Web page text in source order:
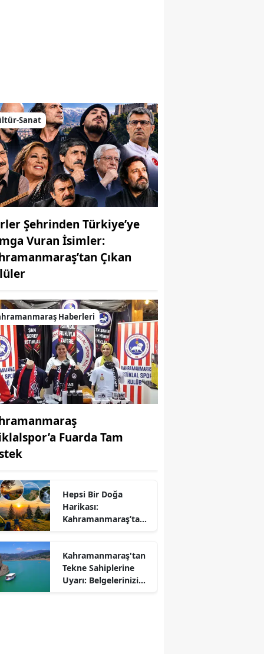
MUHABİR: Elife Karaarslan
Sanat
Şehrinden Türkiye’ye
Vuran İsimler:
Çıkan
Haberleri
Fuarda Tam
Hepsi Bir Doğa
Harikası:
Kahramanmaraş’ta
Güzel Alanlar
Kahramanmaraş'tan
Tekne Sahiplerine
Uyarı: Belgelerinizi